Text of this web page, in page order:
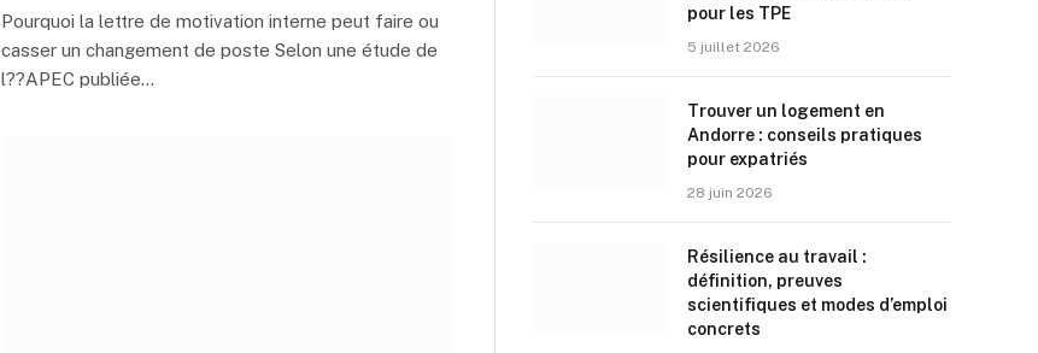
Pourquoi la lettre de motivation interne peut faire ou
casser un changement de poste Selon une étude de
l??APEC publiée…
pour les TPE
5 juillet 2026
Trouver un logement en
Andorre : conseils pratiques
pour expatriés
28 juin 2026
Résilience au travail :
définition, preuves
scientifiques et modes d’emploi
concrets